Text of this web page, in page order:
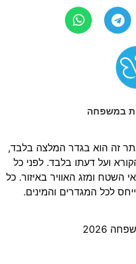
במשפחה
זה הוא בגדר המלצה בלבד,
ועל דעתו בלבד. לפני כל
השטח ומזג האוויר באיזור. כל
לכל המגדרים והמינים.
2026